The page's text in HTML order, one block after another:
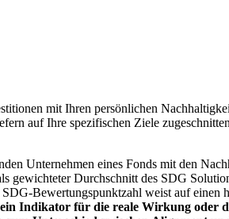
mit Ihren persönlichen
auf Ihre spezifischen Ziele
Unternehmen eines Fonds mit den
Durchschnitt des SDG
Bewertungspunktzahl weist auf einen
Indikator für die reale Wirkung oder